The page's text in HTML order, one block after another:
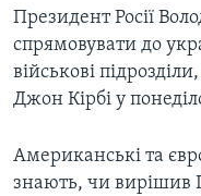
ПОГЛЯД З
Мови
Президент Росії
спрямовувати до
військові
Джон Кірбі у
Американські та
знають, чи вирішив